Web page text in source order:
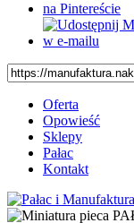
Oferta
Opowieść
Sklepy
Pałac
Kontakt